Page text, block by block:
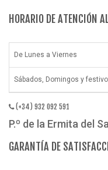
HORARIO DE ATENCIÓN
De Lunes a Viernes
Sábados, Domingos y
(+34) 932 092 591
P.º de la Ermita del
GARANTÍA DE